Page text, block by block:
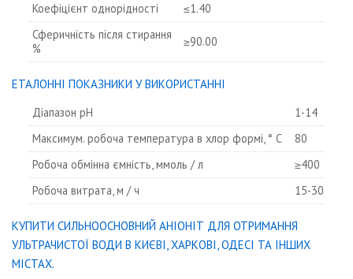
Коефіцієнт однорідності
≤1.40
Сферичність після стирання
%
≥90.00
ЕТАЛОННІ ПОКАЗНИКИ У ВИКОРИСТАННІ
Діапазон рН
1-14
Максимум. робоча температура в хлор формі, ° C
80
Робоча обмінна ємність, ммоль / л
≥400
Робоча витрата, м / ч
15-30
КУПИТИ СИЛЬНООСНОВНИЙ АНІОНІТ ДЛЯ ОТРИМАННЯ
УЛЬТРАЧИСТОЇ ВОДИ В КИЄВІ, ХАРКОВІ, ОДЕСІ ТА ІНШИХ
МІСТАХ.